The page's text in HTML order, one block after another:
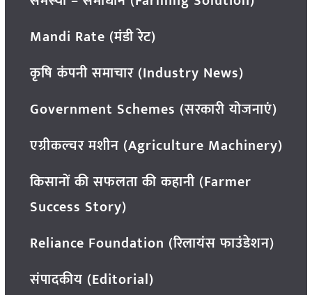
Mandi Rate (मंडी रेट)
कृषि कंपनी समाचार (Industry News)
Government Schemes (सरकारी योजनाएं)
एग्रीकल्चर मशीन (Agriculture Machinery)
किसानों की सफलता की कहानी (Farmer
Success Story)
Reliance Foundation (रिलायंस फाउंडेशन)
संपादकीय (Editorial)